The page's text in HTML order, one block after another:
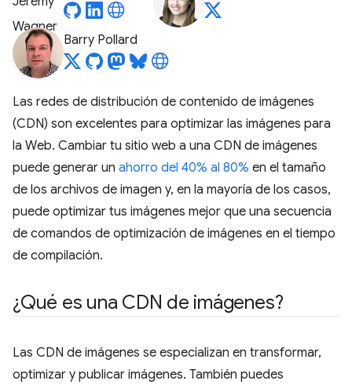
Barry Pollard
Las redes de distribución de contenido de imágenes
(CDN) son excelentes para optimizar las imágenes para
la Web. Cambiar tu sitio web a una CDN de imágenes
puede generar un ahorro del 40% al 80% en el tamaño
de los archivos de imagen y, en la mayoría de los casos,
puede optimizar tus imágenes mejor que una secuencia
de comandos de optimización de imágenes en el tiempo
de compilación.
¿Qué es una CDN de imágenes?
Las CDN de imágenes se especializan en transformar,
optimizar y publicar imágenes. También puedes